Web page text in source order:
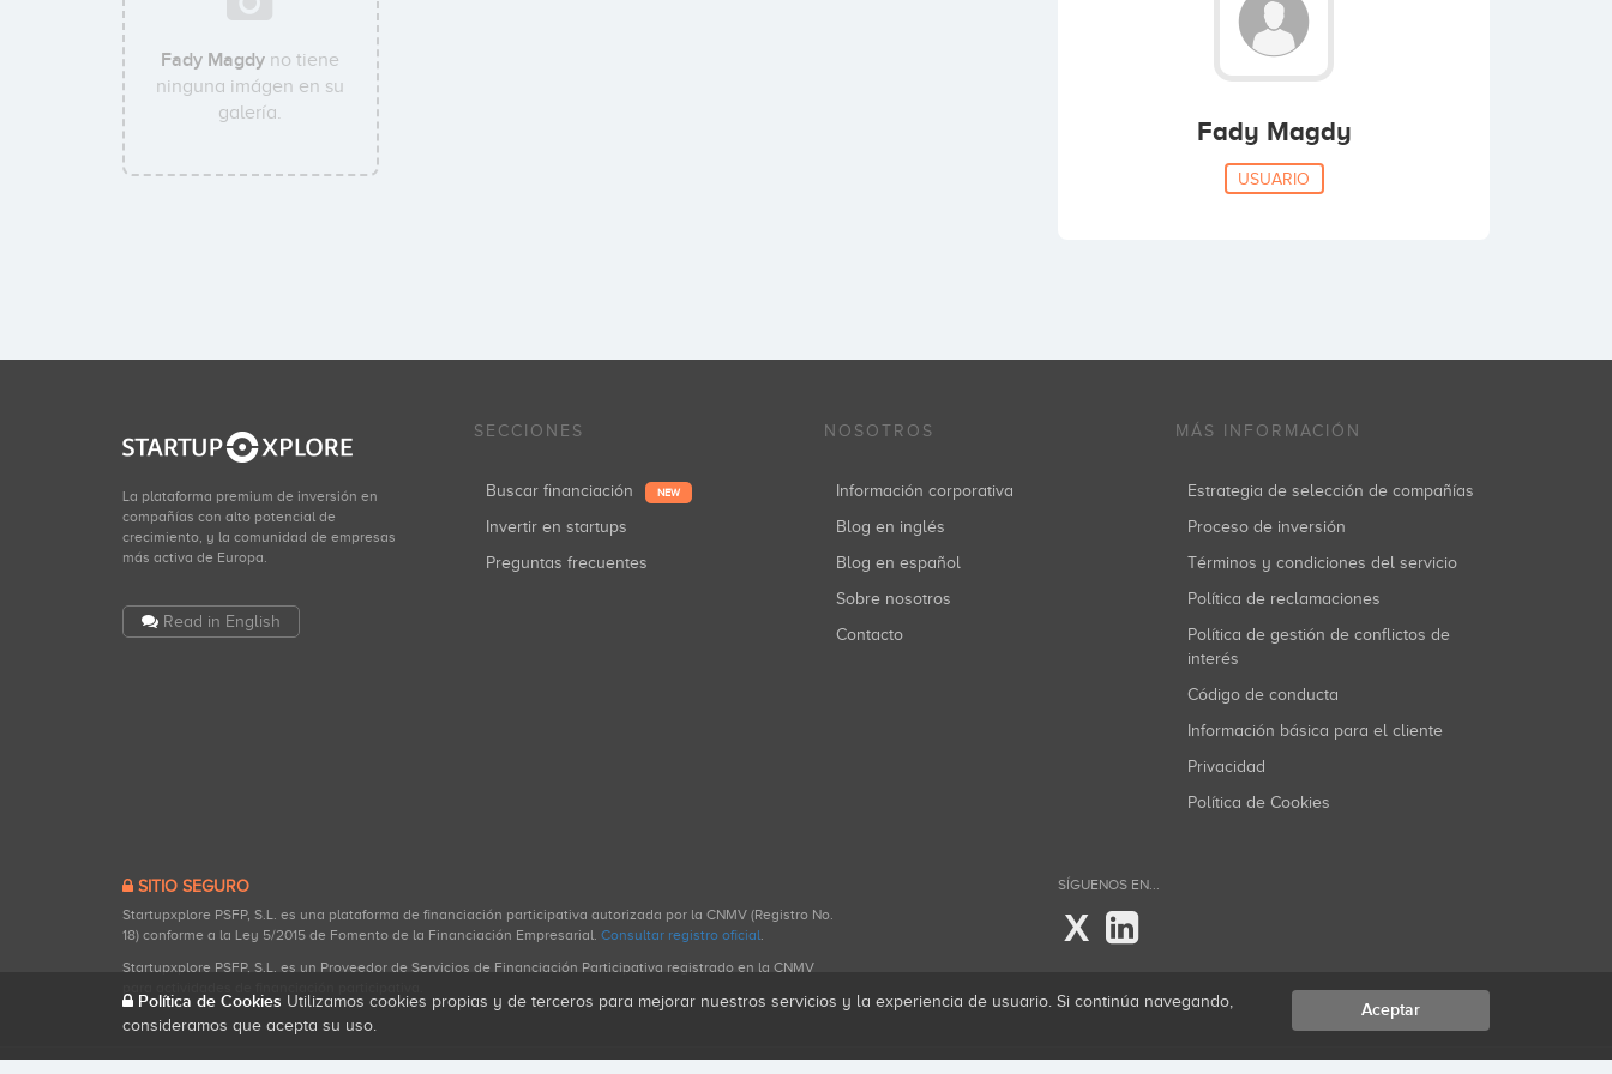
Fady Magdy no tiene
ninguna imágen en su
galería.
Fady Magdy
USUARIO
La plataforma premium de inversión en
compañías con alto potencial de
crecimiento, y la comunidad de empresas
más activa de Europa.
Read in English
SECCIONES
Buscar financiación NEW
Invertir en startups
Preguntas frecuentes
NOSOTROS
Información corporativa
Blog en inglés
Blog en español
Sobre nosotros
Contacto
MÁS INFORMACIÓN
Estrategia de selección de compañías
Proceso de inversión
Términos y condiciones del servicio
Política de reclamaciones
Política de gestión de conflictos de
interés
Código de conducta
Información básica para el cliente
Privacidad
Política de Cookies
SITIO SEGURO
Startupxplore PSFP, S.L. es una plataforma de financiación participativa autorizada por la CNMV (Registro No.
18) conforme a la Ley 5/2015 de Fomento de la Financiación Empresarial. Consultar registro oficial.
Startupxplore PSFP, S.L. es un Proveedor de Servicios de Financiación Participativa registrado en la CNMV
SÍGUENOS EN...
X
Política de Cookies Utilizamos cookies propias y de terceros para mejorar nuestros servicios y la experiencia de usuario. Si continúa navegando,
consideramos que acepta su uso.
Aceptar